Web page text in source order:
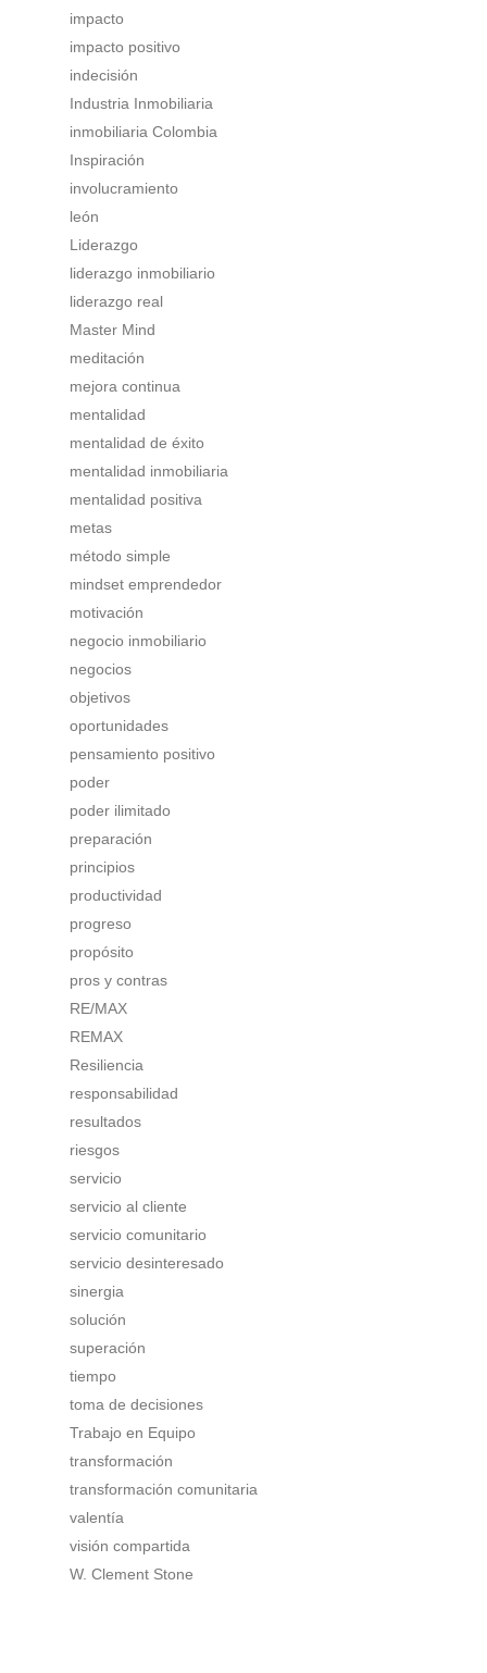
impacto
impacto positivo
indecisión
Industria Inmobiliaria
inmobiliaria Colombia
Inspiración
involucramiento
león
Liderazgo
liderazgo inmobiliario
liderazgo real
Master Mind
meditación
mejora continua
mentalidad
mentalidad de éxito
mentalidad inmobiliaria
mentalidad positiva
metas
método simple
mindset emprendedor
motivación
negocio inmobiliario
negocios
objetivos
oportunidades
pensamiento positivo
poder
poder ilimitado
preparación
principios
productividad
progreso
propósito
pros y contras
RE/MAX
REMAX
Resiliencia
responsabilidad
resultados
riesgos
servicio
servicio al cliente
servicio comunitario
servicio desinteresado
sinergia
solución
superación
tiempo
toma de decisiones
Trabajo en Equipo
transformación
transformación comunitaria
valentía
visión compartida
W. Clement Stone